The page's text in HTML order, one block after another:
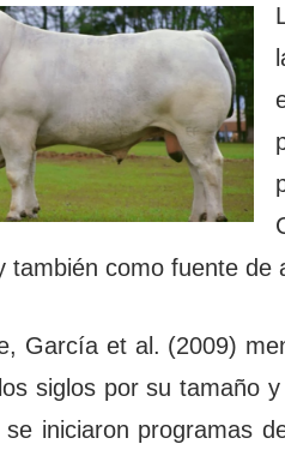
también como fuente de
García et al. (2009)
siglos por su tamaño
iniciaron programas